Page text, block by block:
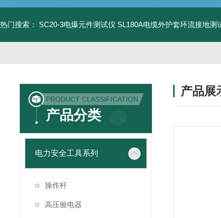
热门搜索： SC20-3电爆元件测试仪 SL180A电缆外护套环流接地测
PRODUCT CLASSIFICATION
产品分类
电力安全工具系列
操作杆
高压验电器
产品展